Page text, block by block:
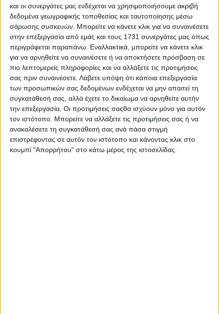
και οι συνεργάτες μας ενδέχεται να χρησιμοποιήσουμε ακριβή
δεδομένα γεωγραφικής τοποθεσίας και ταυτοποίησης μέσω
σάρωσης συσκευών. Μπορείτε να κάνετε κλικ για να συναινέσετε
στην επεξεργασία από εμάς και τους 1731 συνεργάτες μας όπως
περιγράφεται παραπάνω. Εναλλακτικά, μπορείτε να κάνετε κλικ
για να αρνηθείτε να συναινέσετε ή να αποκτήσετε πρόσβαση σε
πιο λεπτομερείς πληροφορίες και να αλλάξετε τις προτιμήσεις
σας πριν συναινέσετε. Λάβετε υπόψη ότι κάποια επεξεργασία
των προσωπικών σας δεδομένων ενδέχεται να μην απαιτεί τη
συγκατάθεσή σας, αλλά έχετε το δικαίωμα να αρνηθείτε αυτήν
την επεξεργασία. Οι προτιμήσεις σαςθα ισχύουν μόνο για αυτόν
τον ιστότοπο. Μπορείτε να αλλάξετε τις προτιμήσεις σας ή να
ανακαλέσετε τη συγκατάθεσή σας ανά πάσα στιγμή
επιστρέφοντας σε αυτόν τον ιστότοπο και κάνοντας κλικ στο
κουμπί "Απορρήτου" στο κάτω μέρος της ιστοσελίδας.
ΕΤΙΚΕΤΕΣ
Περιφέρεια Αττικής , Δήμος Αθηναίων
,
Λεωφόρος Αμαλίας
ΜΟΙΡΑΣΤΕΙΤΕ ΤΟ
ΔΙΑΒΑΣΤΕ ΕΠΙΣΗΣ